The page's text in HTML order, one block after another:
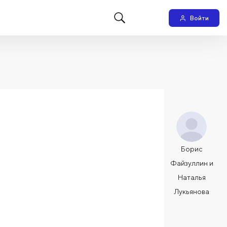
Войти
Борис
Файзуллин и
Наталья
Лукьянова